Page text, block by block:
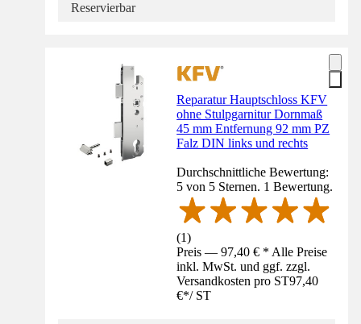
Reservierbar
Reparatur Hauptschloss KFV
ohne Stulpgarnitur Dornmaß
45 mm Entfernung 92 mm PZ
Falz DIN links und rechts
Durchschnittliche Bewertung:
5 von 5 Sternen. 1 Bewertung.
(1)
Preis — 97,40 € * Alle Preise
inkl. MwSt. und ggf. zzgl.
Versandkosten pro ST97,40
€*/ ST